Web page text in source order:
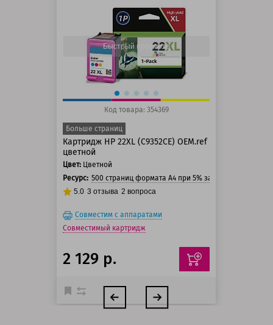
100 баллов
125 баллов
Быстрый просмотр
Код товара: 354369
Больше страниц
Картридж HP 22XL (C9352CE) OEM.ref
цветной
Цвет: Цветной
Ресурс: 500 страниц формата А4 при 5% заполнении
5.0 3 отзыва 2 вопроса
Совместим с аппаратами
Совместимый картридж
2 129 р.